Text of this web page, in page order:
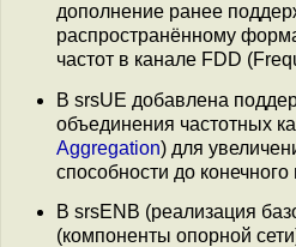
дополнение ранее
распространённому
частот в канале FDD
В srsUE добавлена
объединения частотных
Aggregation) для
способности до конечного
В srsENB (реализация
(компоненты опорной